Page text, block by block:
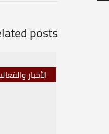
posts
الأخبار